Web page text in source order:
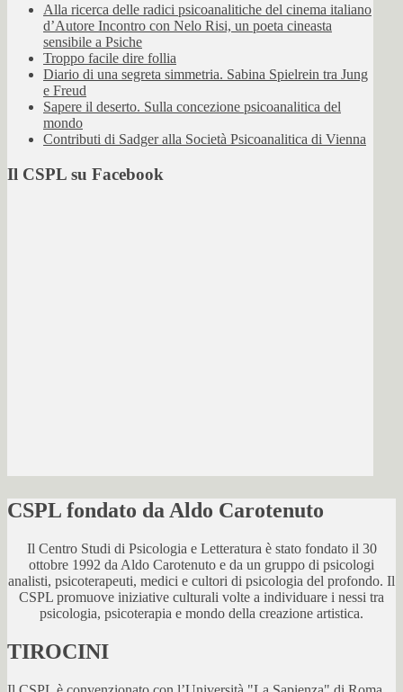
Alla ricerca delle radici psicoanalitiche del cinema italiano
d’Autore Incontro con Nelo Risi, un poeta cineasta
sensibile a Psiche
Troppo facile dire follia
Diario di una segreta simmetria. Sabina Spielrein tra Jung
e Freud
Sapere il deserto. Sulla concezione psicoanalitica del
mondo
Contributi di Sadger alla Società Psicoanalitica di Vienna
Il CSPL su Facebook
CSPL fondato da Aldo Carotenuto
Il Centro Studi di Psicologia e Letteratura è stato fondato il 30
ottobre 1992 da Aldo Carotenuto e da un gruppo di psicologi
analisti, psicoterapeuti, medici e cultori di psicologia del profondo. Il
CSPL promuove iniziative culturali volte a individuare i nessi tra
psicologia, psicoterapia e mondo della creazione artistica.
TIROCINI